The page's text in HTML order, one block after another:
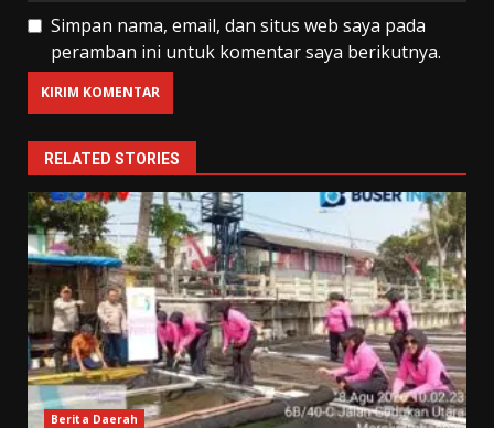
Simpan nama, email, dan situs web saya pada
peramban ini untuk komentar saya berikutnya.
RELATED STORIES
Berita Daerah